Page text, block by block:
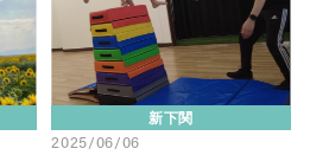
新下関
2025/06/06